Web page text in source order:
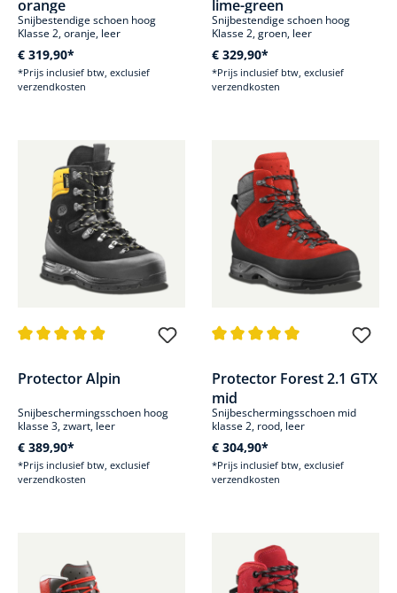
orange
Snijbestendige schoen hoog
Klasse 2, oranje, leer
€ 319,90*
*Prijs inclusief btw, exclusief
verzendkosten
lime-green
Snijbestendige schoen hoog
Klasse 2, groen, leer
€ 329,90*
*Prijs inclusief btw, exclusief
verzendkosten
Protector Alpin
Snijbeschermingsschoen hoog
klasse 3, zwart, leer
€ 389,90*
*Prijs inclusief btw, exclusief
verzendkosten
Protector Forest 2.1 GTX
mid
Snijbeschermingsschoen mid
klasse 2, rood, leer
€ 304,90*
*Prijs inclusief btw, exclusief
verzendkosten